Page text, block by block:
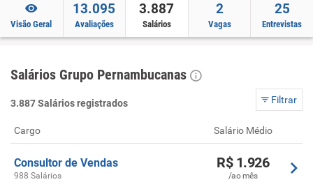
Visão Geral
13.095
Avaliações
3.887
Salários
2
Vagas
25
Entrevistas
Salários Grupo Pernambucanas
3.887 Salários registrados Filtrar
Cargo Salário Médio
Consultor de Vendas
988 Salários
R$ 1.926
/ao mês